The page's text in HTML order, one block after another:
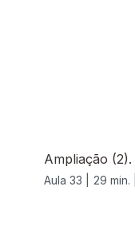
Ampliação (2).
Aula 33 | 29 min. |